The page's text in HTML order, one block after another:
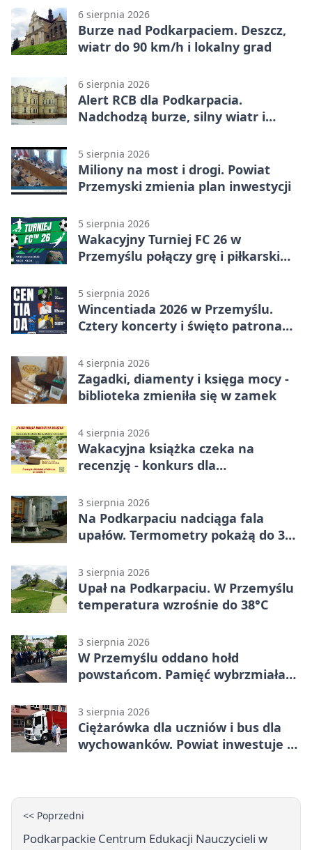
6 sierpnia 2026
Burze nad Podkarpaciem. Deszcz,
wiatr do 90 km/h i lokalny grad
6 sierpnia 2026
Alert RCB dla Podkarpacia.
Nadchodzą burze, silny wiatr i
5 sierpnia 2026
Miliony na most i drogi. Powiat
Przemyski zmienia plan inwestycji
5 sierpnia 2026
Wakacyjny Turniej FC 26 w
Przemyślu połączy grę i piłkarski
5 sierpnia 2026
Wincentiada 2026 w Przemyślu.
Cztery koncerty i święto patrona
4 sierpnia 2026
Zagadki, diamenty i księga mocy -
biblioteka zmieniła się w zamek
4 sierpnia 2026
Wakacyjna książka czeka na
recenzję - konkurs dla
3 sierpnia 2026
Na Podkarpaciu nadciąga fala
upałów. Termometry pokażą do 36
3 sierpnia 2026
Upał na Podkarpaciu. W Przemyślu
temperatura wzrośnie do 38°C
3 sierpnia 2026
W Przemyślu oddano hołd
powstańcom. Pamięć wybrzmiała
3 sierpnia 2026
Ciężarówka dla uczniów i bus dla
wychowanków. Powiat inwestuje w
<< Poprzedni
Podkarpackie Centrum Edukacji Nauczycieli w